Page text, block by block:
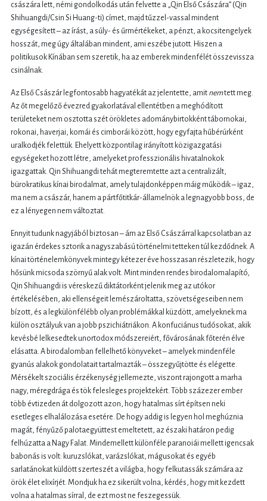
császára lett, némi gondolkodás után felvette a „Qin Első Császára” (Qin
Shihuangdi/Csin Si Huang-ti) címet, majd tűzzel-vassal mindent
egységesített – az írást, a súly- és űrmértékeket, a pénzt, a kocsitengelyek
hosszát, meg úgy általában mindent, ami eszébe jutott. Hiszen a
politikusok Kínában sem szeretik, ha az emberek mindenfélét összevissza
csinálnak.
Az Első Császár legfontosabb hagyatékát az jelentette, amit nemtett meg.
Az őt megelőző évezred gyakorlatával ellentétben a meghódított
területeket nem osztotta szét örökletes adománybirtokként tábornokai,
rokonai, haverjai, komái és cimborái között, hogy egyfajta hűbérúrként
uralkodjék felettük. Ehelyett központilag irányított közigazgatási
egységeket hozott létre, amelyeket professzionális hivatalnokok
igazgattak. Qin Shihuangdi tehát megteremtette azt a centralizált,
bürokratikus kínai birodalmat, amely tulajdonképpen máig működik – igaz,
ma nem a császár, hanem a pártfőtitkár-államelnök a legnagyobb boss, de
ez a lényegen nem változtat.
Ennyit tudunk nagyjából biztosan – ám az Első Császárral kapcsolatban az
igazán érdekes sztorik a nagyszabású történelmi tetteken túl kezdődnek. A
kínai történelemkönyvek mintegy kétezer éve hosszasan részletezik, hogy
hősünk micsoda szörnyű alak volt. Mint minden rendes birodalomalapító,
Qin Shihuangdi is véreskezű diktátorként jelenik meg az utókor
értékelésében, aki ellenségeit lemészároltatta, szövetségeseiben nem
bízott, és a legkülönfélébb olyan problémákkal küzdött, amelyeknek ma
külön osztályuk van a jobb pszichiátriákon. A konfuciánus tudósokat, akik
kevésbé lelkesedtek unortodox módszereiért, fővárosának főterén élve
elásatta. A birodalomban fellelhető könyveket – amelyek mindenféle
gyanús alakok gondolatait tartalmazták – összegyűjtötte és elégette.
Mérsékelt szociális érzékenység jellemezte, viszont rajongott a marha
nagy, méregdrága és tök felesleges projektekért. Több százezer ember
több évtizeden át dolgozott azon, hogy hatalmas sírt építsen neki
esetleges elhalálozása esetére. De hogy addig is legyen hol meghúznia
magát, fényűző palotaegyüttest emeltetett, az északi határon pedig
felhúzatta a Nagy Falat. Mindemellett különféle paranoiái mellett igencsak
babonás is volt: kuruzslókat, varázslókat, mágusokat és egyéb
sarlatánokat küldött szerteszét a világba, hogy felkutassák számára az
örök élet elixírjét. Mondjuk ha ez sikerült volna, kérdés, hogy mit kezdett
volna a hatalmas sírral, de ezt most ne feszegessük.